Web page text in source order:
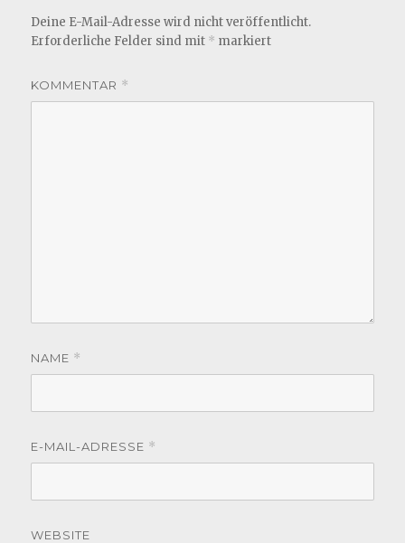
Deine E-Mail-Adresse wird nicht veröffentlicht.
Erforderliche Felder sind mit * markiert
KOMMENTAR *
NAME *
E-MAIL-ADRESSE *
WEBSITE